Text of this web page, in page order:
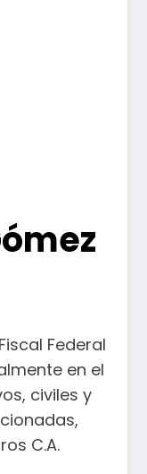
Federal
en el
civiles y
C.A.